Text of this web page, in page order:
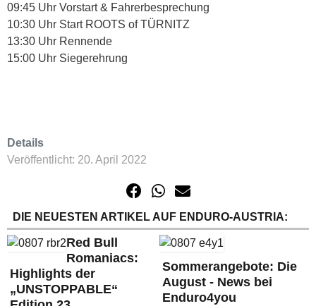
09:45 Uhr Vorstart & Fahrerbesprechung
10:30 Uhr Start ROOTS of TÜRNITZ
13:30 Uhr Rennende
15:00 Uhr Siegerehrung
Details
Veröffentlicht: 20. April 2022
DIE NEUESTEN ARTIKEL AUF ENDURO-AUSTRIA:
Red Bull
Romaniacs:
Highlights der
„UNSTOPPABLE“
Sommerangebote: Die
August - News bei
Enduro4you